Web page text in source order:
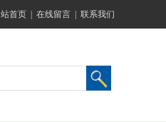
站首页 在线留言 联系我们